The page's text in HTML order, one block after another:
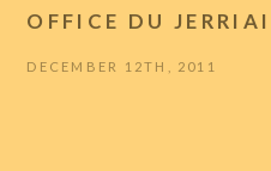
OFFICE DU
DECEMBER 12TH, 2011